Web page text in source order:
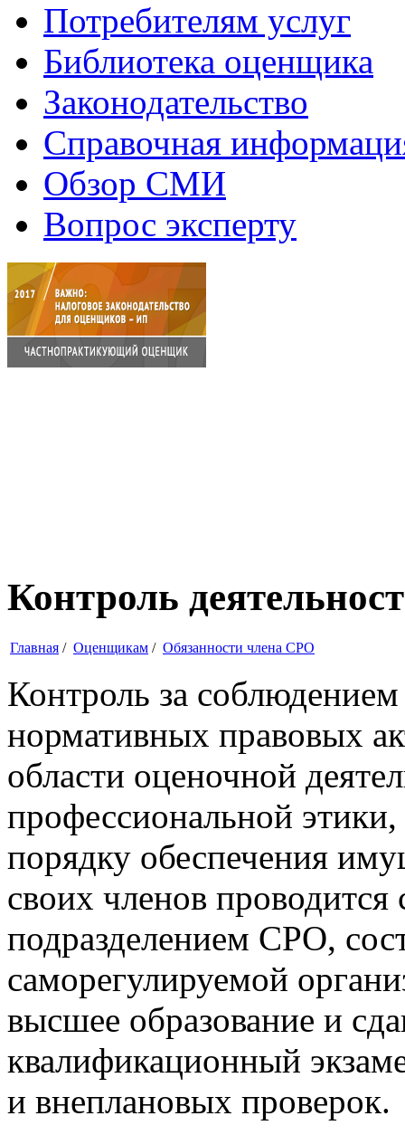
Потребителям услуг
Библиотека оценщика
Законодательство
Справочная
Обзор СМИ
Вопрос эксперту
Контроль
Главная / Оценщикам / Обязанности члена СРО
Контроль за
нормативных правовых
области оценочной
профессиональной
порядку обеспечения
своих членов
подразделением СРО,
саморегулируемой
высшее образование и
квалификационный
и внеплановых проверок.